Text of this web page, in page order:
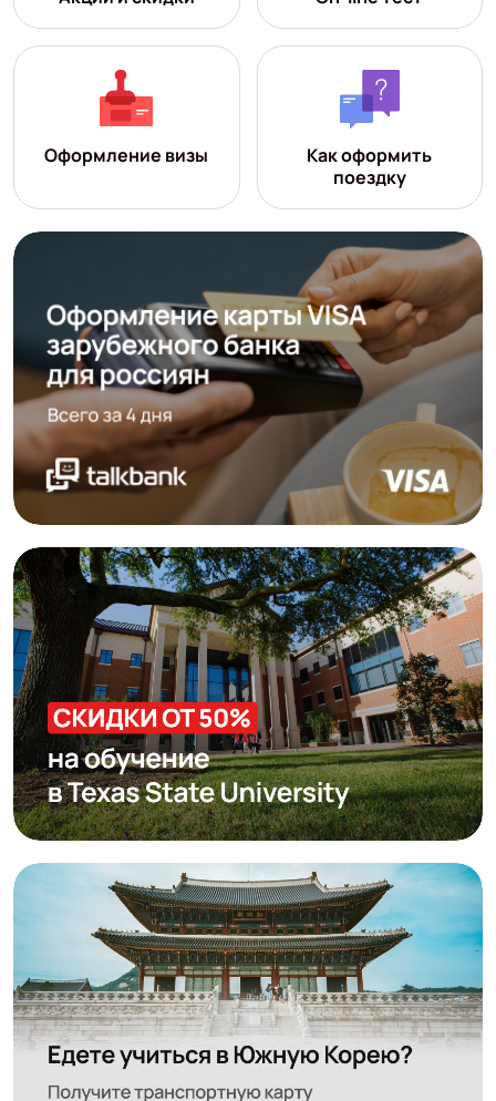
Оформление визы
Как оформить
поездку